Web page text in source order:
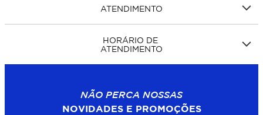
ATENDIMENTO
HORÁRIO DE
ATENDIMENTO
NÃO PERCA NOSSAS
NOVIDADES E PROMOÇÕES